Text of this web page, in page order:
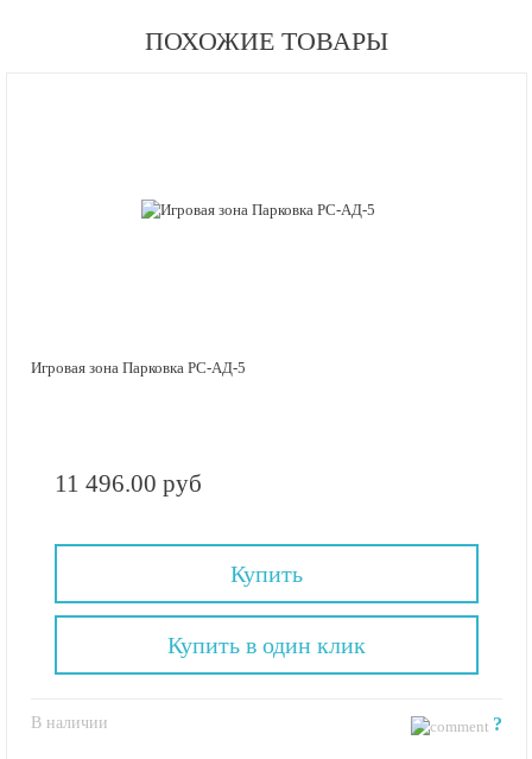
ПОХОЖИЕ ТОВАРЫ
Игровая зона Парковка РС-АД-5
11 496.00 руб
Купить
В наличии ?
Купить в один клик